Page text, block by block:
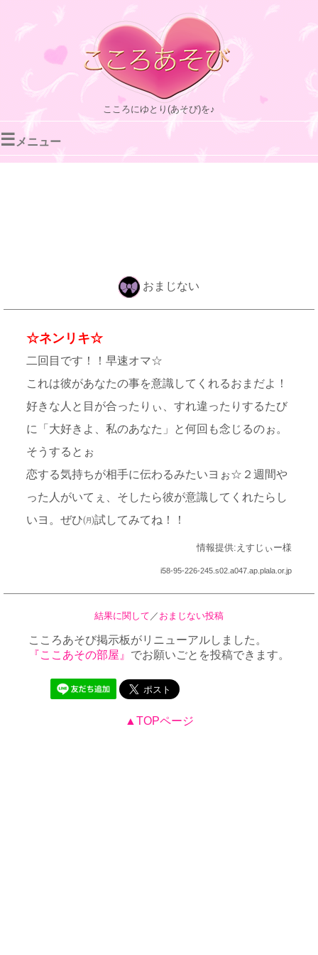
こころにゆとり(あそび)を♪
☰ メニュー
おまじない
☆ネンリキ☆
二回目です！！早速オマ☆
これは彼があなたの事を意識してくれるおまだよ！
好きな人と目が合ったりぃ、すれ違ったりするたび
に「大好きよ、私のあなた」と何回も念じるのぉ。
そうするとぉ
恋する気持ちが相手に伝わるみたいヨぉ☆２週間や
った人がいてぇ、そしたら彼が意識してくれたらし
いヨ。ぜひ㈪試してみてね！！
情報提供:えすじぃー様
i58-95-226-245.s02.a047.ap.plala.or.jp
結果に関して ／ おまじない投稿
こころあそび掲示板がリニューアルしました。
『ここあその部屋』 でお願いごとを投稿できます。
▲TOPページ